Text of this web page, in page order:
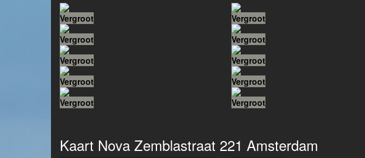
Vergroot Vergroot
Vergroot
Vergroot
Vergroot
Vergroot
Vergroot
Vergroot
Vergroot
Vergroot
Kaart Nova Zemblastraat 221 Amsterdam